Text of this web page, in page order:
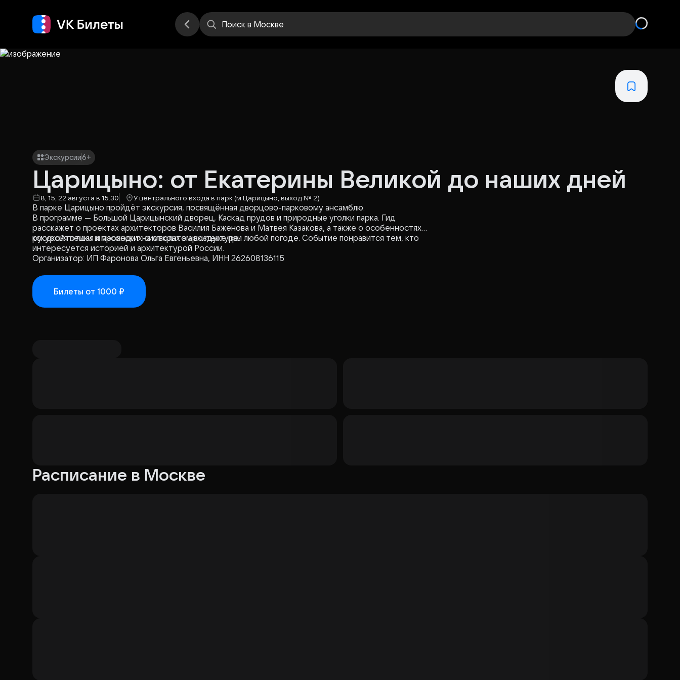
Поиск в Москве
Экскурсии6+
Царицыно: от Екатерины Великой до наших дней
8, 15, 22 августа в 15.30 У центрального входа в парк (м.Царицыно, выход № 2)
В парке Царицыно пройдёт экскурсия, посвящённая дворцово-парковому ансамблю.
В программе — Большой Царицынский дворец, Каскад прудов и природные уголки парка. Гид
расскажет о проектах архитекторов Василия Баженова и Матвея Казакова, а также о особенностях
русской готики и масонских символах в архитектуре.
кскурсия пешая и проходит на открытом воздухе при любой погоде. Событие понравится тем, кто
интересуется историей и архитектурой России.
Организатор: ИП Фаронова Ольга Евгеньевна, ИНН 262608136115
Билеты от 1000 ₽
Расписание в Москве